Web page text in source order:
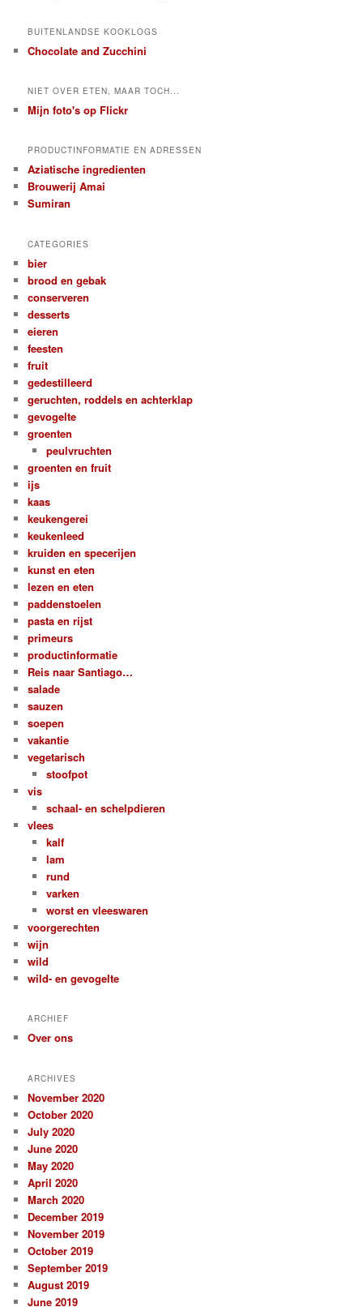
BUITENLANDSE KOOKLOGS
Chocolate and Zucchini
NIET OVER ETEN, MAAR TOCH...
Mijn foto's op Flickr
PRODUCTINFORMATIE EN ADRESSEN
Aziatische ingredienten
Brouwerij Amai
Sumiran
CATEGORIES
bier
brood en gebak
conserveren
desserts
eieren
feesten
fruit
gedestilleerd
geruchten, roddels en achterklap
gevogelte
groenten
peulvruchten
groenten en fruit
ijs
kaas
keukengerei
keukenleed
kruiden en specerijen
kunst en eten
lezen en eten
paddenstoelen
pasta en rijst
primeurs
productinformatie
Reis naar Santiago…
salade
sauzen
soepen
vakantie
vegetarisch
stoofpot
vis
schaal- en schelpdieren
vlees
kalf
lam
rund
varken
worst en vleeswaren
voorgerechten
wijn
wild
wild- en gevogelte
ARCHIEF
Over ons
ARCHIVES
November 2020
October 2020
July 2020
June 2020
May 2020
April 2020
March 2020
December 2019
November 2019
October 2019
September 2019
August 2019
June 2019